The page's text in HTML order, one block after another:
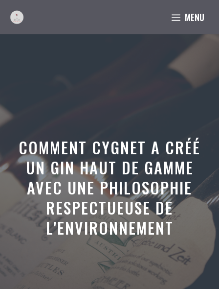
contenu
MENU
COMMENT CYGNET A CRÉÉ
UN GIN HAUT DE GAMME
AVEC UNE PHILOSOPHIE
RESPECTUEUSE DE
L'ENVIRONNEMENT